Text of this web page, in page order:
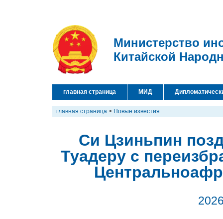
Министерство
Китайской
главная страница МИД
главная страница > Новые известия
Си Цзиньпин
Туадеру с